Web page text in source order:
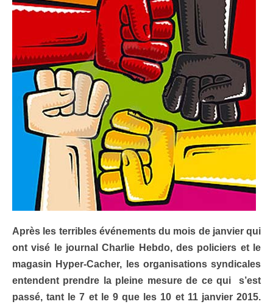
Après les terribles événements du mois de janvier qui
ont visé le journal Charlie Hebdo, des policiers et le
magasin Hyper-Cacher, les organisations syndicales
entendent prendre la pleine mesure de ce qui s’est
passé, tant le 7 et le 9 que les 10 et 11 janvier 2015.